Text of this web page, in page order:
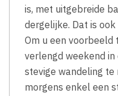
is, met uitgebreide
dergelijke. Dat is
Om u een voorbeeld
verlengd weekend in
stevige wandeling te
morgens enkel een